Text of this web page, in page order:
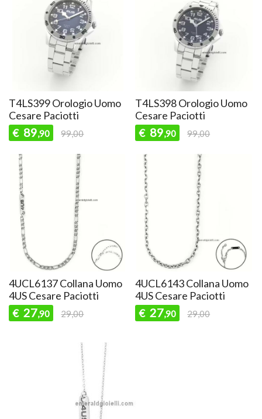
T4LS399 Orologio Uomo
Cesare Paciotti
€ 89,90 99,00
T4LS398 Orologio Uomo
Cesare Paciotti
€ 89,90 99,00
4UCL6137 Collana Uomo
4US Cesare Paciotti
€ 27,90 29,00
4UCL6143 Collana Uomo
4US Cesare Paciotti
€ 27,90 29,00